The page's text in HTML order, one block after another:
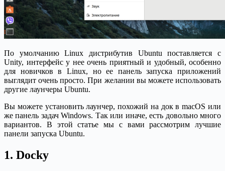
По умолчанию Linux дистрибутив Ubuntu поставляется с
Unity, интерфейс у нее очень приятный и удобный, особенно
для новичков в Linux, но ее панель запуска приложений
выглядит очень просто. При желании вы можете использовать
другие лаунчеры Ubuntu.
Вы можете установить лаунчер, похожий на док в macOS или
же панель задач Windows. Так или иначе, есть довольно много
вариантов. В этой статье мы с вами рассмотрим лучшие
панели запуска Ubuntu.
1. Docky